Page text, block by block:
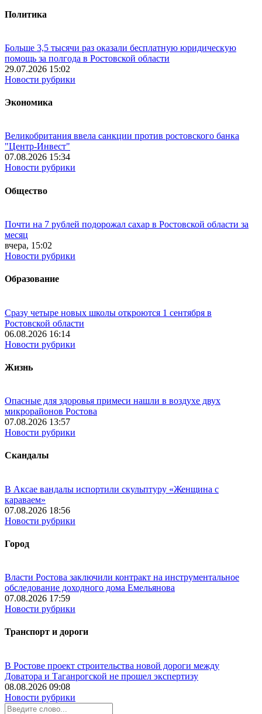
Политика
Больше 3,5 тысячи раз оказали бесплатную юридическую
помощь за полгода в Ростовской области
29.07.2026 15:02
Новости рубрики
Экономика
Великобритания ввела санкции против ростовского банка
"Центр-Инвест"
07.08.2026 15:34
Новости рубрики
Общество
Почти на 7 рублей подорожал сахар в Ростовской области за
месяц
вчера, 15:02
Новости рубрики
Образование
Сразу четыре новых школы откроются 1 сентября в
Ростовской области
06.08.2026 16:14
Новости рубрики
Жизнь
Опасные для здоровья примеси нашли в воздухе двух
микрорайонов Ростова
07.08.2026 13:57
Новости рубрики
Скандалы
В Аксае вандалы испортили скульптуру «Женщина с
караваем»
07.08.2026 18:56
Новости рубрики
Город
Власти Ростова заключили контракт на инструментальное
обследование доходного дома Емельянова
07.08.2026 17:59
Новости рубрики
Транспорт и дороги
В Ростове проект строительства новой дороги между
Доватора и Таганрогской не прошел экспертизу
08.08.2026 09:08
Новости рубрики